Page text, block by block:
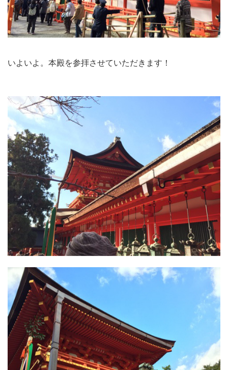
いよいよ。本殿を参拝させていただきます！